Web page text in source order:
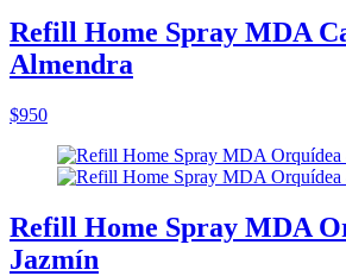
Refill Home Spray MDA
Almendra
$950
Refill Home Spray MDA
Jazmín